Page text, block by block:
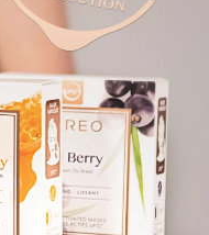
Meus aparelhos
Meus pedidos
Meus endereços
subscrições
Español
Português
Русский
繁體中文